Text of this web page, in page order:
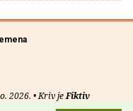
2026. • Kriv jeFiktiv